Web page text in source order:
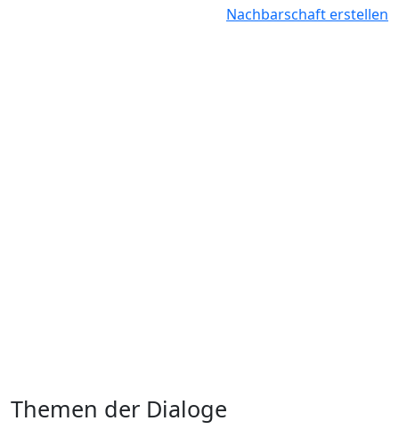
Nachbarschaft erstellen
Themen der Dialoge